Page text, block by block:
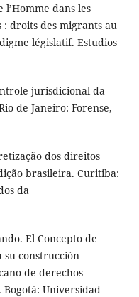
l’Homme dans les
droits des migrants au
législatif. Estudios
jurisdicional da
de Janeiro: Forense,
dos direitos
brasileira. Curitiba:
da
El Concepto de
su construcción
de derechos
Universidad